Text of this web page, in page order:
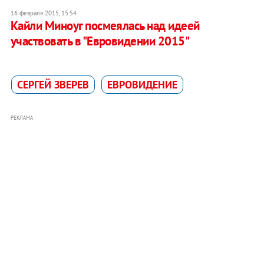
16 февраля 2015, 15:54
Кайли Миноуг посмеялась над идеей
участвовать в "Евровидении 2015"
СЕРГЕЙ ЗВЕРЕВ ЕВРОВИДЕНИЕ
РЕКЛАМА